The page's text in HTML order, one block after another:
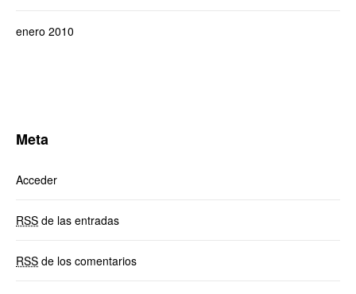
enero 2010
Meta
Acceder
RSS de las entradas
RSS de los comentarios